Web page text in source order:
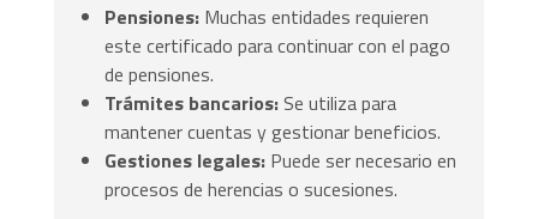
Pensiones: Muchas entidades requieren
este certificado para continuar con el pago
de pensiones.
Trámites bancarios: Se utiliza para
mantener cuentas y gestionar beneficios.
Gestiones legales: Puede ser necesario en
procesos de herencias o sucesiones.